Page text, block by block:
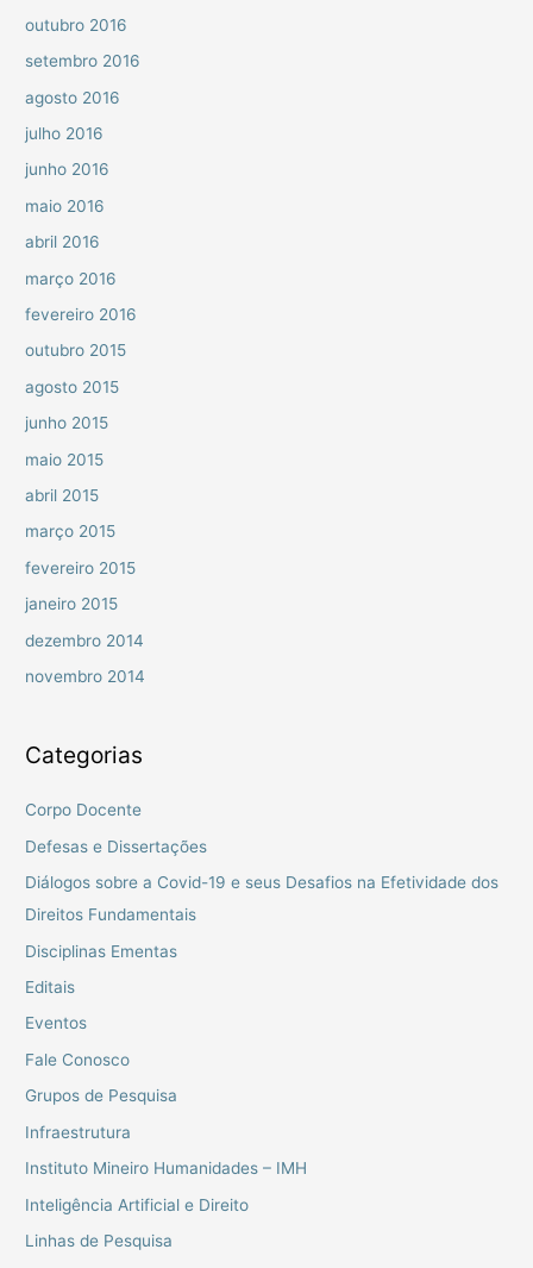
outubro 2016
setembro 2016
agosto 2016
julho 2016
junho 2016
maio 2016
abril 2016
março 2016
fevereiro 2016
outubro 2015
agosto 2015
junho 2015
maio 2015
abril 2015
março 2015
fevereiro 2015
janeiro 2015
dezembro 2014
novembro 2014
Categorias
Corpo Docente
Defesas e Dissertações
Diálogos sobre a Covid-19 e seus Desafios na Efetividade dos
Direitos Fundamentais
Disciplinas Ementas
Editais
Eventos
Fale Conosco
Grupos de Pesquisa
Infraestrutura
Instituto Mineiro Humanidades – IMH
Inteligência Artificial e Direito
Linhas de Pesquisa